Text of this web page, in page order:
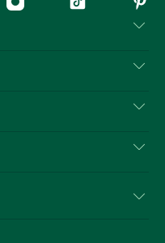
Instagram抖